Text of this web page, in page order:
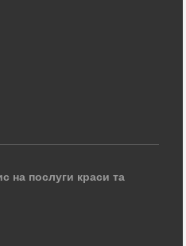
на послуги краси та